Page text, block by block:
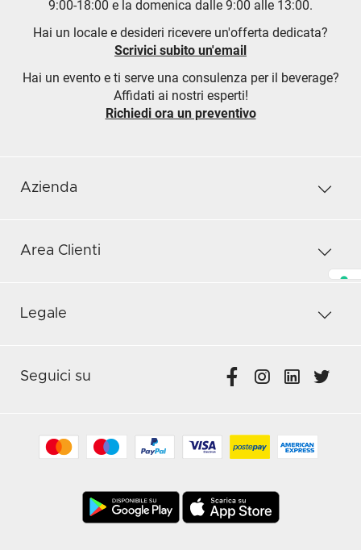
9:00-18:00 e la domenica dalle 9:00 alle 13:00.
Hai un locale e desideri ricevere un'offerta dedicata?
Scrivici subito un'email
Hai un evento e ti serve una consulenza per il beverage?
Affidati ai nostri esperti!
Richiedi ora un preventivo
Azienda
Area Clienti
Legale
Seguici su